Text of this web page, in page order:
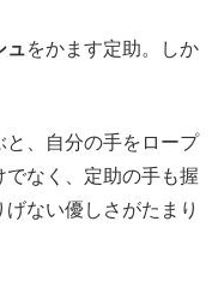
ュをかます定助。しか
と、自分の手をロープ
なく、定助の手も握
ない優しさがたまり